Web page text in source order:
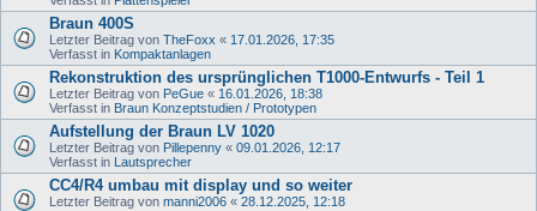
Braun 400S
Letzter Beitrag von TheFoxx « 17.01.2026, 17:35
Verfasst in Kompaktanlagen
Rekonstruktion des ursprünglichen T1000-Entwurfs - Teil 1
Letzter Beitrag von PeGue « 16.01.2026, 18:38
Verfasst in Braun Konzeptstudien / Prototypen
Aufstellung der Braun LV 1020
Letzter Beitrag von Pillepenny « 09.01.2026, 12:17
Verfasst in Lautsprecher
CC4/R4 umbau mit display und so weiter
Letzter Beitrag von manni2006 « 28.12.2025, 12:18